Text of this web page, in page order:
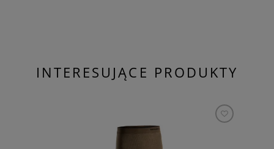
INTERESUJĄCE PRODUKTY